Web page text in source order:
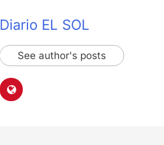
Diario EL SOL
See author's posts